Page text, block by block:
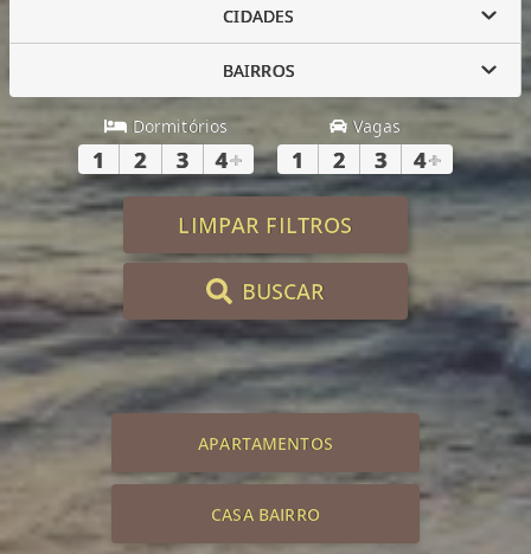
CIDADES
BAIRROS
Dormitórios
1 2 3 4+
Vagas
1 2 3 4+
LIMPAR FILTROS
BUSCAR
APARTAMENTOS
CASA BAIRRO